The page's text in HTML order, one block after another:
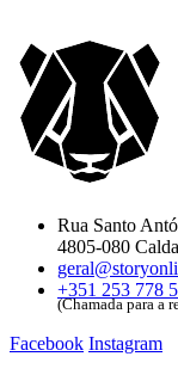
Rua Santo
4805-080
+351 253 778
(Chamada para a
Facebook Instagram